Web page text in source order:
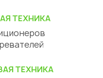
ТЕХНИКА
ТЕХНИКА